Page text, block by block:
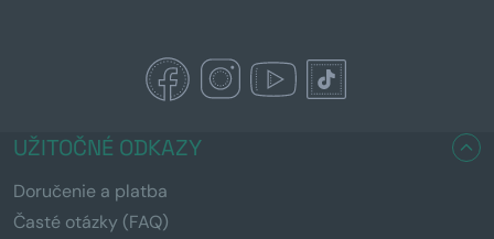
UŽITOČNÉ ODKAZY
Doručenie a platba
Časté otázky (FAQ)